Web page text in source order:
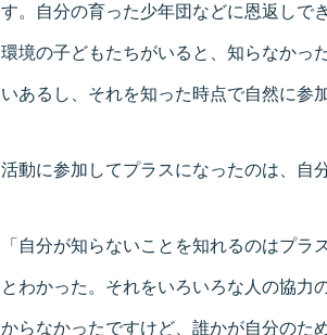
す。自分の育った少年団などに恩返しで
環境の子どもたちがいると、知らなかっ
いあるし、それを知った時点で自然に参
活動に参加してプラスになったのは、自
「自分が知らないことを知れるのはプ
とわかった。それをいろいろな人の協力
からなかったですけど、誰かが自分のた